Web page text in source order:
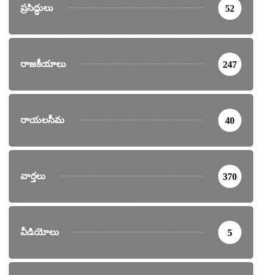
ప్రసిద్ధులు 52
రాజకీయాలు 247
రాయలసీమ 40
వార్తలు 370
వీడియోలు 5